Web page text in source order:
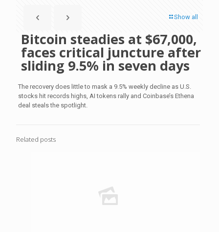
Show all
Bitcoin steadies at $67,000,
faces critical juncture after
sliding 9.5% in seven days
The recovery does little to mask a 9.5% weekly decline as U.S.
stocks hit records highs, AI tokens rally and Coinbase’s Ethena
deal steals the spotlight.
Related posts